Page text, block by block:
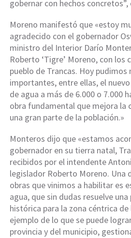
gobernar con hechos
Moreno manifestó que «estoy
agradecido con el gobernador
ministro del Interior Darío
Roberto ‘Tigre’ Moreno, con los
pueblo de Trancas. Hoy
importantes, entre ellas, el
de agua a más de 6.000 o 7.000
obra fundamental que mejora la
una gran parte de la población.»
Monteros dijo que «estamos
gobernador en su tierra natal,
recibidos por el intendente
legislador Roberto Moreno. Una
obras que vinimos a habilitar es
agua, que sin dudas resuelve
histórica para la zona céntrica de
ejemplo de lo que se puede
provincia y del municipio,